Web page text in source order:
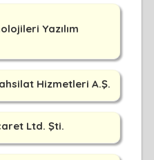
Yazılım
Hizmetleri A.Ş.
Ltd. Şti.